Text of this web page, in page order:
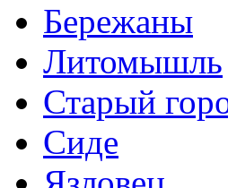
Бережаны
Литомышль
Старый
Сиде